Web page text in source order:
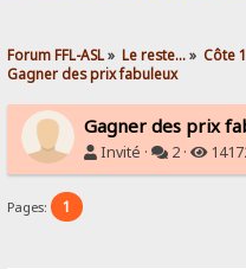
Forum FFL-ASL» Le reste...» Côte
Gagner des prix fabuleux
Gagner des prix
Invité · 2 ·
Pages: 1